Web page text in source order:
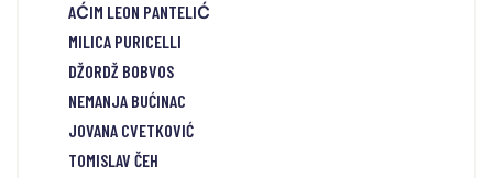
AĆIM LEON PANTELIĆ
MILICA PURICELLI
DŽORDŽ BOBVOS
NEMANJA BUĆINAC
JOVANA CVETKOVIĆ
TOMISLAV ČEH